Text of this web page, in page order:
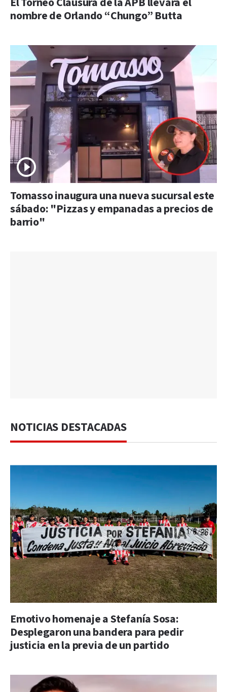
nombre de Orlando “Chungo” Butta
Tomasso inaugura una nueva sucursal este
sábado: "Pizzas y empanadas a precios de
barrio"
NOTICIAS DESTACADAS
Emotivo homenaje a Stefanía Sosa:
Desplegaron una bandera para pedir
justicia en la previa de un partido